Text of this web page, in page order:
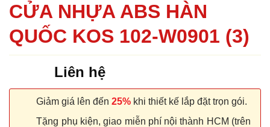
CỬA NHỰA ABS HÀN
QUỐC KOS 102-W0901 (3)
Liên hệ
Giảm giá lên đến 25% khi thiết kế lắp đặt trọn gói.
Tặng phụ kiện, giao miễn phí nội thành HCM (trên